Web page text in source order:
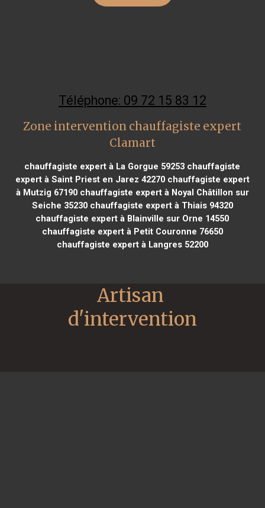
Téléphone: 09 72 15 83 12
Zone intervention chauffagiste expert
Clamart
chauffagiste expert à La Gorgue 59253 chauffagiste
expert à Saint Priest en Jarez 42270chauffagiste expert
à Mutzig 67190chauffagiste expert à Noyal Châtillon sur
Seiche 35230chauffagiste expert à Thiais 94320
chauffagiste expert à Blainville sur Orne 14550
chauffagiste expert à Petit Couronne 76650
chauffagiste expert à Langres 52200
Artisan
d'intervention